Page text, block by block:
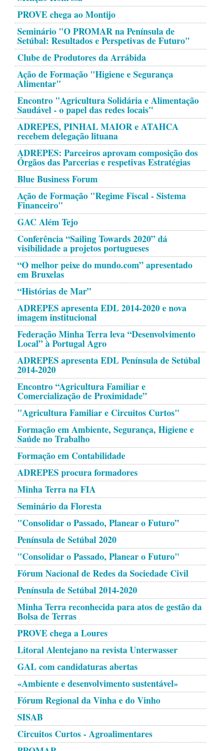
PROVE chega ao Montijo
Seminário "O PROMAR na Península de
Setúbal: Resultados e Perspetivas de Futuro"
Clube de Produtores da Arrábida
Ação de Formação "Higiene e Segurança
Alimentar"
Encontro "Agricultura Solidária e Alimentação
Saudável - o papel das redes locais"
ADREPES, PINHAL MAIOR e ATAHCA
recebem delegação lituana
ADREPES: Parceiros aprovam composição dos
Órgãos das Parcerias e respetivas Estratégias
Blue Business Forum
Ação de Formação "Regime Fiscal - Sistema
Financeiro"
GAC Além Tejo
Conferência “Sailing Towards 2020” dá
visibilidade a projetos portugueses
“O melhor peixe do mundo.com” apresentado
em Bruxelas
“Histórias de Mar”
ADREPES apresenta EDL 2014-2020 e nova
imagem institucional
Federação Minha Terra leva “Desenvolvimento
Local” à Portugal Agro
ADREPES apresenta EDL Península de Setúbal
2014-2020
Encontro “Agricultura Familiar e
Comercialização de Proximidade”
"Agricultura Familiar e Circuitos Curtos"
Formação em Ambiente, Segurança, Higiene e
Saúde no Trabalho
Formação em Contabilidade
ADREPES procura formadores
Minha Terra na FIA
Seminário da Floresta
"Consolidar o Passado, Planear o Futuro”
Península de Setúbal 2020
"Consolidar o Passado, Planear o Futuro"
Fórum Nacional de Redes da Sociedade Civil
Península de Setúbal 2014-2020
Minha Terra reconhecida para atos de gestão da
Bolsa de Terras
PROVE chega a Loures
Litoral Alentejano na revista Unterwasser
GAL com candidaturas abertas
«Ambiente e desenvolvimento sustentável»
Fórum Regional da Vinha e do Vinho
SISAB
Circuitos Curtos - Agroalimentares